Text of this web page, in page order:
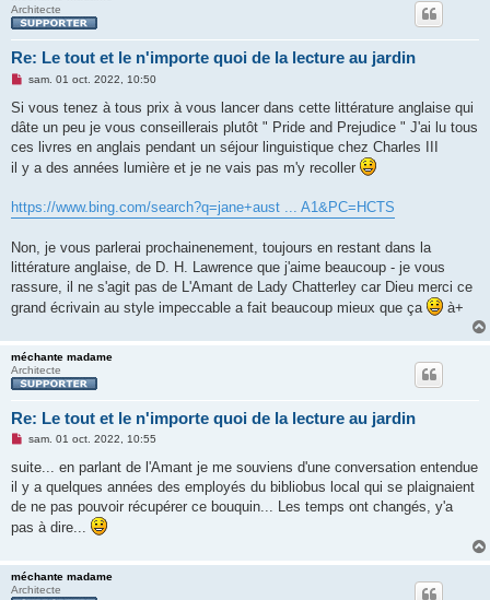
Architecte
Re: Le tout et le n'importe quoi de la lecture au jardin
M
s
a
g
n
l
u
sam. 01 oct. 2022, 10:50
Si vous tenez à tous prix à vous lancer dans cette littérature anglaise qui
dâte un peu je vous conseillerais plutôt " Pride and Prejudice " J'ai lu tous
ces livres en anglais pendant un séjour linguistique chez Charles III
il y a des années lumière et je ne vais pas m'y recoller
https://www.bing.com/search?q=jane+aust ... A1&PC=HCTS
Non, je vous parlerai prochainenement, toujours en restant dans la
littérature anglaise, de D. H. Lawrence que j'aime beaucoup - je vous
rassure, il ne s'agit pas de L'Amant de Lady Chatterley car Dieu merci ce
grand écrivain au style impeccable a fait beaucoup mieux que ça
à+
méchante madame
Architecte
Re: Le tout et le n'importe quoi de la lecture au jardin
M
s
a
g
n
l
u
sam. 01 oct. 2022, 10:55
suite... en parlant de l'Amant je me souviens d'une conversation entendue
il y a quelques années des employés du bibliobus local qui se plaignaient
de ne pas pouvoir récupérer ce bouquin... Les temps ont changés, y'a
pas à dire...
méchante madame
Architecte